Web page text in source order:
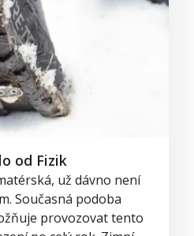
od Fizik
už dávno není
Současná podoba
provozovat tento